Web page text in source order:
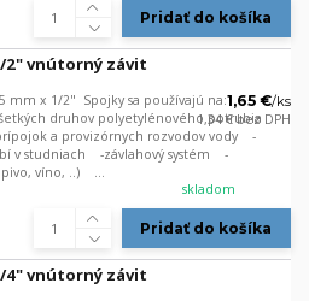
Pridať do košíka
2" vnútorný závit
mm x 1/2" Spojky sa používajú na: -
druhov polyetylénového potrubia
a provizórnych rozvodov vody -
v studniach -závlahový systém -
pivo, víno, ..) ...
1,65 €/ks
1,34 €bez DPH
skladom
Pridať do košíka
4" vnútorný závit